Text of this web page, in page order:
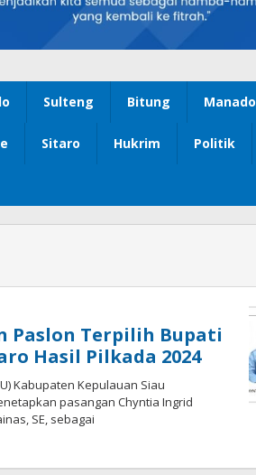
Sulteng Bitung Manado
Sitaro Hukrim Politik
Paslon Terpilih Bupati
Hasil Pilkada 2024
Kabupaten Kepulauan Siau
pasangan Chyntia Ingrid
SE, sebagai